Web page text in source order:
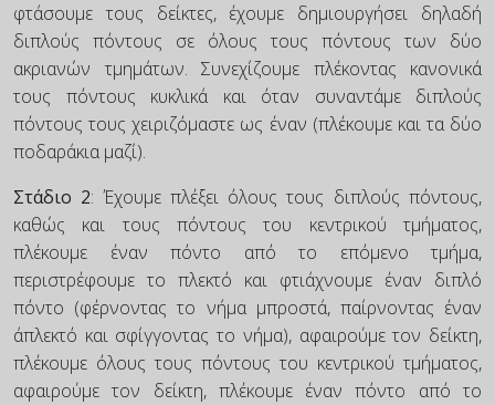
φτάσουμε τους δείκτες, έχουμε δημιουργήσει δηλαδή
διπλούς πόντους σε όλους τους πόντους των δύο
ακριανών τμημάτων. Συνεχίζουμε πλέκοντας κανονικά
τους πόντους κυκλικά και όταν συναντάμε διπλούς
πόντους τους χειριζόμαστε ως έναν (πλέκουμε και τα δύο
ποδαράκια μαζί).
Στάδιο 2: Έχουμε πλέξει όλους τους διπλούς πόντους,
καθώς και τους πόντους του κεντρικού τμήματος,
πλέκουμε έναν πόντο από το επόμενο τμήμα,
περιστρέφουμε το πλεκτό και φτιάχνουμε έναν διπλό
πόντο (φέρνοντας το νήμα μπροστά, παίρνοντας έναν
άπλεκτό και σφίγγοντας το νήμα), αφαιρούμε τον δείκτη,
πλέκουμε όλους τους πόντους του κεντρικού τμήματος,
αφαιρούμε τον δείκτη, πλέκουμε έναν πόντο από το